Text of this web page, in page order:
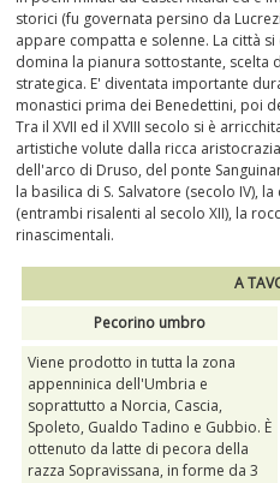
storici (fu governata persino da
appare compatta e solenne. La città
domina la pianura sottostante, scelta
strategica. E' diventata importante
monastici prima dei Benedettini, poi
Tra il XVII ed il XVIII secolo si è
artistiche volute dalla ricca
dell'arco di Druso, del ponte
la basilica di S. Salvatore (secolo IV),
(entrambi risalenti al secolo XII), la
rinascimentali.
A
Pecorino umbro
Viene prodotto in tutta la zona
appenninica dell'Umbria e
soprattutto a Norcia, Cascia,
Spoleto, Gualdo Tadino e Gubbio. È
ottenuto da latte di pecora della
razza Sopravissana, in forme da 3